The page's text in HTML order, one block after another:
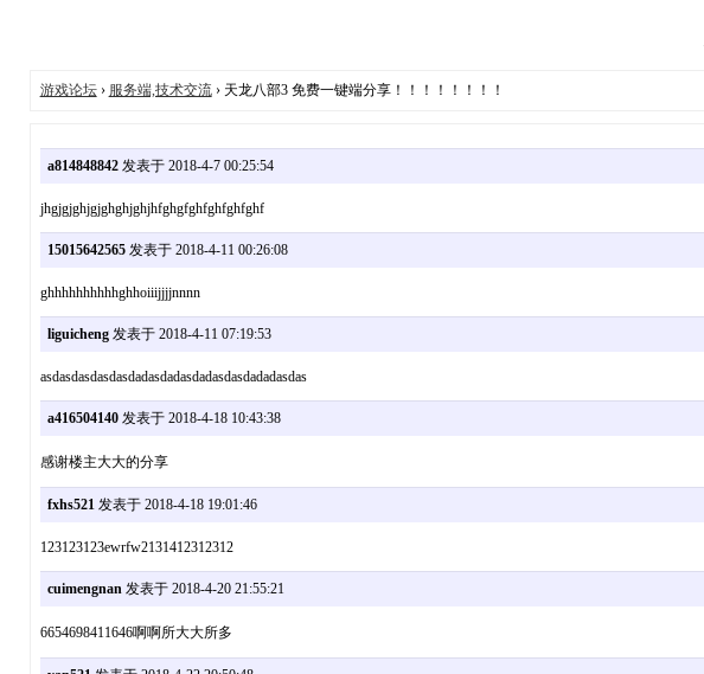
游戏论坛› 服务端,技术交流› 天龙八部3 免费一键端分享！！！！！！！！
a814848842发表于 2018-4-7 00:25:54
jhgjgjghjgjghghjghjhfghgfghfghfghfghf
15015642565发表于 2018-4-11 00:26:08
ghhhhhhhhhhghhoiiijjjjnnnn
liguicheng发表于 2018-4-11 07:19:53
asdasdasdasdasdadasdadasdadasdasdadadasdas
a416504140发表于 2018-4-18 10:43:38
感谢楼主大大的分享
fxhs521发表于 2018-4-18 19:01:46
123123123ewrfw2131412312312
cuimengnan发表于 2018-4-20 21:55:21
6654698411646啊啊所大大所多